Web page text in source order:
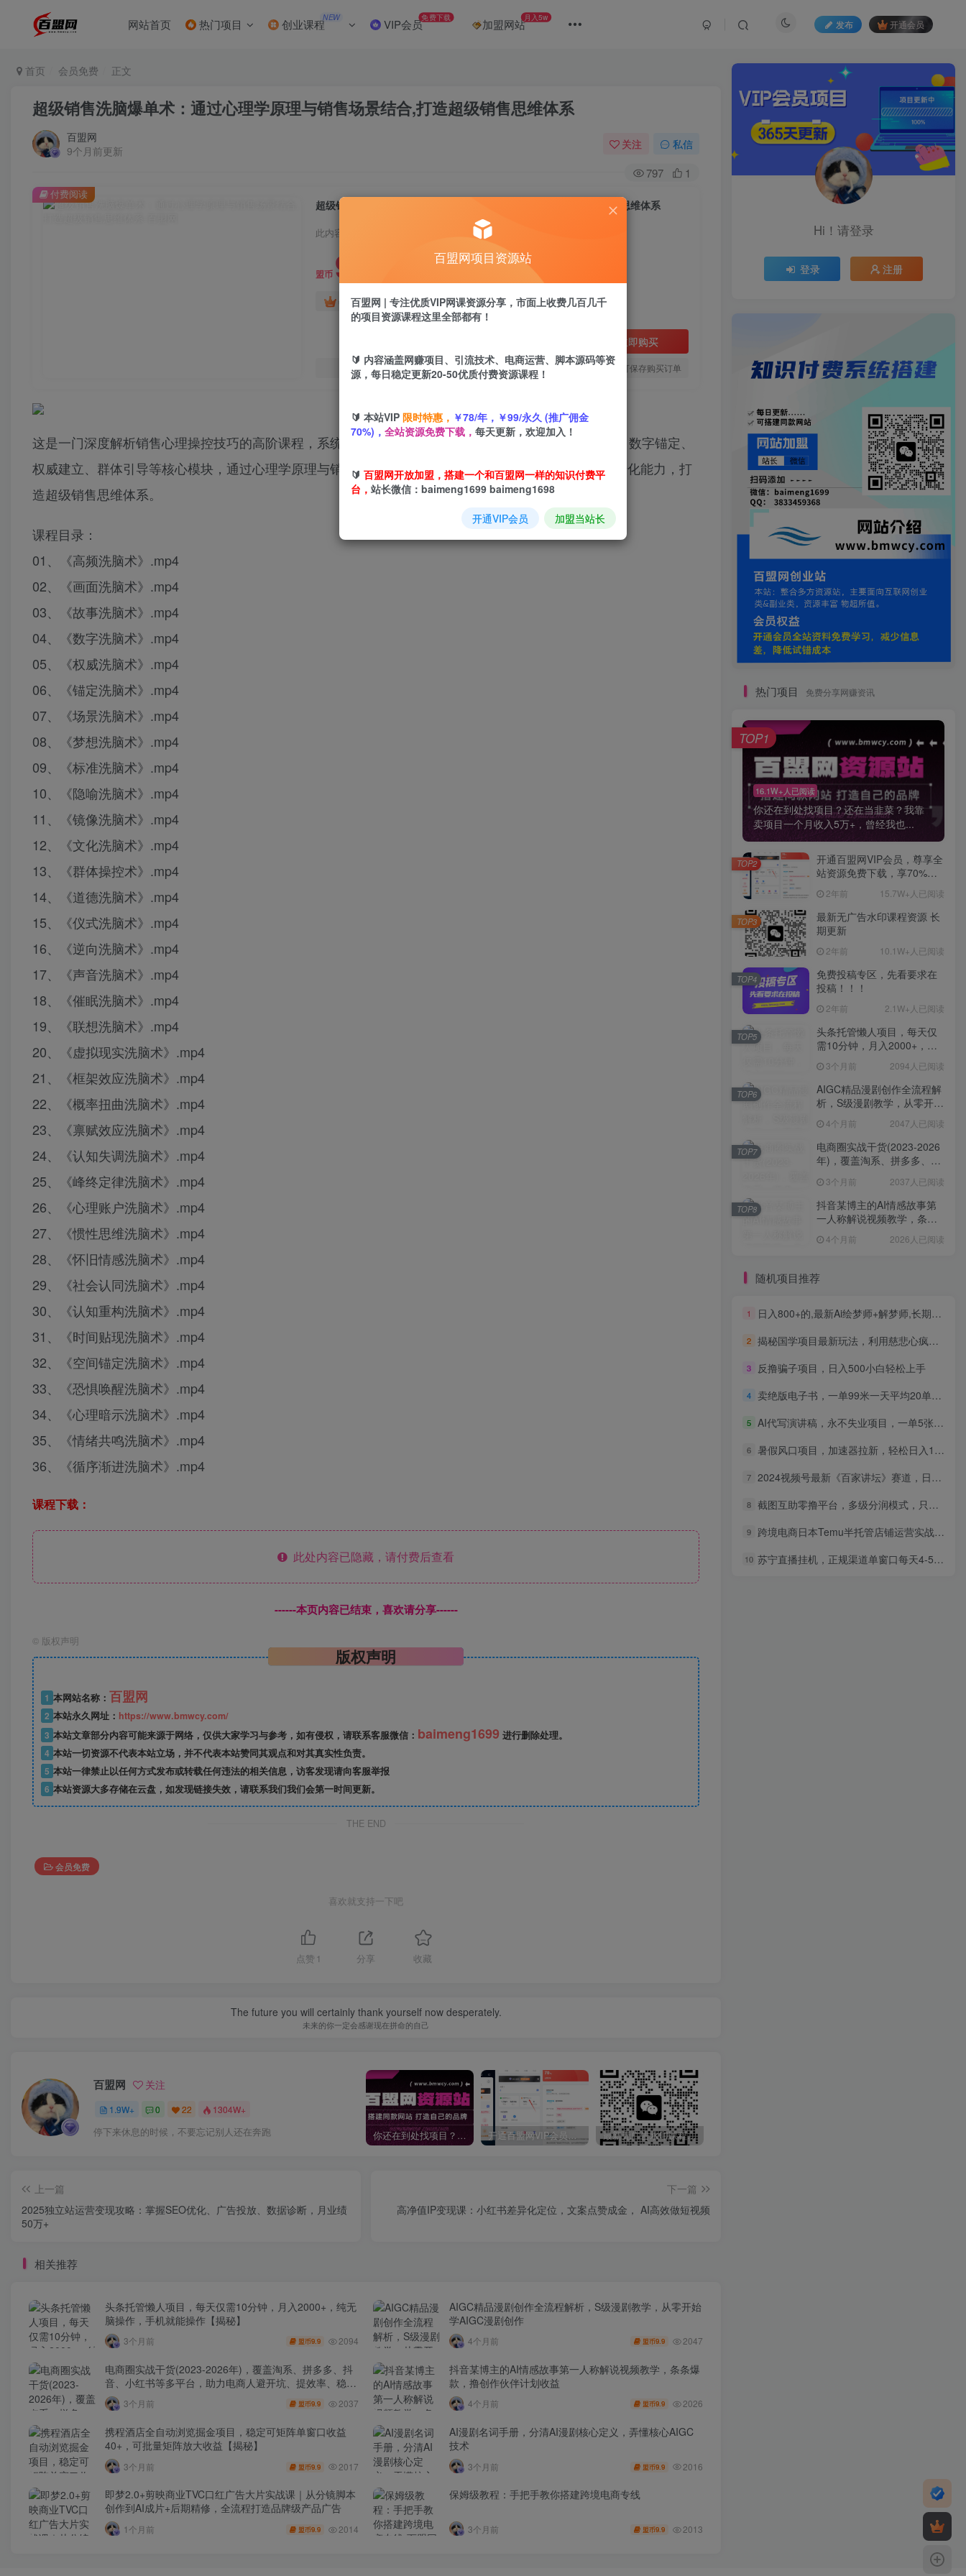
网站首页 热门项目 创业课程NEW VIP会员免费下载 加盟网站月入5w
发布 开通会员
首页 会员免费 正文
超级销售洗脑爆单术：通过心理学原理与销售场景结合,打造超级销售思维体系
百盟网
9个月前更新
关注 私信
797 1
超级销售洗脑爆单术：通过心理学原理与销售场景结合,打造超级销售思维体系
此内容为付费阅读，请付费后查看
盟币 9.9
年卡会员免费 永久会员免费
立即购买
您当前未登录！建议登陆后购买，可保存购买订单
付费阅读
这是一门深度解析销售心理操控技巧的高阶课程，系统教授36种实战洗脑术，涵盖画面塑造、故事构建、数字锚定、
权威建立、群体引导等核心模块，通过心理学原理与销售场景结合，全面提升学员的客户影响力和成交转化能力，打
造超级销售思维体系。
课程目录：
01、《高频洗脑术》.mp4
02、《画面洗脑术》.mp4
03、《故事洗脑术》.mp4
04、《数字洗脑术》.mp4
05、《权威洗脑术》.mp4
06、《锚定洗脑术》.mp4
07、《场景洗脑术》.mp4
08、《梦想洗脑术》.mp4
09、《标准洗脑术》.mp4
10、《隐喻洗脑术》.mp4
11、《镜像洗脑术》.mp4
12、《文化洗脑术》.mp4
13、《群体操控术》.mp4
14、《道德洗脑术》.mp4
15、《仪式洗脑术》.mp4
16、《逆向洗脑术》.mp4
17、《声音洗脑术》.mp4
18、《催眠洗脑术》.mp4
19、《联想洗脑术》.mp4
20、《虚拟现实洗脑术》.mp4
21、《框架效应洗脑术》.mp4
22、《概率扭曲洗脑术》.mp4
23、《禀赋效应洗脑术》.mp4
24、《认知失调洗脑术》.mp4
25、《峰终定律洗脑术》.mp4
26、《心理账户洗脑术》.mp4
27、《惯性思维洗脑术》.mp4
28、《怀旧情感洗脑术》.mp4
29、《社会认同洗脑术》.mp4
30、《认知重构洗脑术》.mp4
31、《时间贴现洗脑术》.mp4
32、《空间锚定洗脑术》.mp4
33、《恐惧唤醒洗脑术》.mp4
34、《心理暗示洗脑术》.mp4
35、《情绪共鸣洗脑术》.mp4
36、《循序渐进洗脑术》.mp4
课程下载：
此处内容已隐藏，请付费后查看
------本页内容已结束，喜欢请分享------
© 版权声明
版权声明
1 本网站名称： 百盟网
2 本站永久网址： https://www.bmwcy.com/
3 本站文章部分内容可能来源于网络，仅供大家学习与参考，如有侵权，请联系客服微信： baimeng1699 进行删除处理。
4 本站一切资源不代表本站立场，并不代表本站赞同其观点和对其真实性负责。
5 本站一律禁止以任何方式发布或转载任何违法的相关信息，访客发现请向客服举报
6 本站资源大多存储在云盘，如发现链接失效，请联系我们我们会第一时间更新。
THE END
会员免费
喜欢就支持一下吧
点赞 1 分享 收藏
The future you will certainly thank yourself now desperately.
未来的你一定会感谢现在拼命的自己
百盟网 关注
1.9W+ 0 22 1304W+
停下来休息的时候，不要忘记别人还在奔跑 你还在到处找项目？还在当韭菜？我靠卖项目一个月收入5万+，曾经我也是个失败者。 最新无广告水印课程资源 长期更新
上一篇
2025独立站运营变现攻略：掌握SEO优化、广告投放、数据诊断，月业绩
50万+
下一篇
高净值IP变现课：小红书差异化定位，文案点赞成金， AI高效做短视频
相关推荐
头条托管懒人项目，每天仅需10分钟，月入2000+，纯无
脑操作，手机就能操作【揭秘】
3个月前 盟币9.9 2094
AIGC精品漫剧创作全流程解析，S级漫剧教学，从零开始
学AIGC漫剧创作
4个月前 盟币9.9 2047
电商圈实战干货(2023-2026年)，覆盖淘系、拼多多、抖
音、小红书等多平台，助力电商人避开坑、提效率、稳盈
利(更新4月)
3个月前 盟币9.9 2037
抖音某博主的AI情感故事第一人称解说视频教学，条条爆
款，撸创作伙伴计划收益
4个月前 盟币9.9 2026
携程酒店全自动浏览掘金项目，稳定可矩阵单窗口收益
40+，可批量矩阵放大收益【揭秘】
3个月前 盟币9.9 2017
AI漫剧名词手册，分清AI漫剧核心定义，弄懂核心AIGC
技术
3个月前 盟币9.9 2016
即梦2.0+剪映商业TVC口红广告大片实战课｜从分镜脚本
创作到AI成片+后期精修，全流程打造品牌级产品广告
1个月前 盟币9.9 2014
保姆级教程：手把手教你搭建跨境电商专线
3个月前 盟币9.9 2013
Hi！请登录
登录 注册
热门项目 免费分享网赚资讯
16.1W+人已阅读
你还在到处找项目？还在当韭菜？我靠
卖项目一个月收入5万+，曾经我也...
TOP1
开通百盟网VIP会员，尊享全
站资源免费下载，享70%的
惠】2年前 15.7W+人已阅读
TOP2
最新无广告水印课程资源 长
期更新
2年前 10.1W+人已阅读
TOP3
免费投稿专区，先看要求在
投稿！！！
2年前 2.1W+人已阅读
TOP4
头条托管懒人项目，每天仅
需10分钟，月入2000+，纯
【揭秘】
3个月前 2094人已阅读
TOP5
AIGC精品漫剧创作全流程解
析，S级漫剧教学，从零开始
4个月前 2047人已阅读
TOP6
电商圈实战干货(2023-2026
年)，覆盖淘系、拼多多、抖
电商人避开坑、提效率、稳
盈利(更新4月)
3个月前 2037人已阅读
TOP7
抖音某博主的AI情感故事第
一人称解说视频教学，条条
4个月前 2026人已阅读
TOP8
随机项目推荐
1 日入800+的,最新Ai绘梦师+解梦师,长期稳定项目【内附软件+保姆级教程】
2 揭秘国学项目最新玩法，利用慈悲心疯狂敛财【揭秘】
3 反撸骗子项目，日入500小白轻松上手
4 卖绝版电子书，一单99米一天平均20单，最高收益日入2k+，落地性强且变现稳定【揭秘】
5 AI代写演讲稿，永不失业项目，一单5张+，月入1-3W【揭秘】
6 暑假风口项目，加速器拉新，轻松日入1000＋，有手就行，老奶奶都会
7 2024视频号最新《百家讲坛》赛道，日入四位数（附教程及素材）
8 截图互助零撸平台，多级分润模式，只需手机操作无门槛，轻松日赚300+
9 跨境电商日本Temu半托管店铺运营实战，新手快速入局，抢占蓝海市场
10 苏宁直播挂机，正规渠道单窗口每天4-5小时收益200元
百盟网项目资源站
百盟网 | 专注优质VIP网课资源分享，市面上收费几百几千
的项目资源课程这里全部都有！
🔰 内容涵盖网赚项目、引流技术、电商运营、脚本源码等资
源，每日稳定更新20-50优质付费资源课程！
🔰 本站VIP 限时特惠， ￥78/年，￥99/永久 (推广佣金
70%)， 全站资源免费下载， 每天更新，欢迎加入！
🔰 百盟网开放加盟，搭建一个和百盟网一样的知识付费平
台， 站长微信：baimeng1699 baimeng1698
开通VIP会员 加盟当站长